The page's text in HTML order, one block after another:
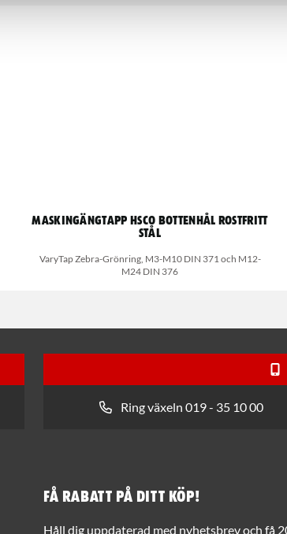
Maskingängtapp HSCo bottenhål rostfritt
stål
VaryTap Zebra-Grönring, M3-M10 DIN 371 och M12-
M24 DIN 376
Ring växeln 019 - 35 10 00
Få rabatt på ditt köp!
Håll dig uppdaterad med nyhetsbrev och få